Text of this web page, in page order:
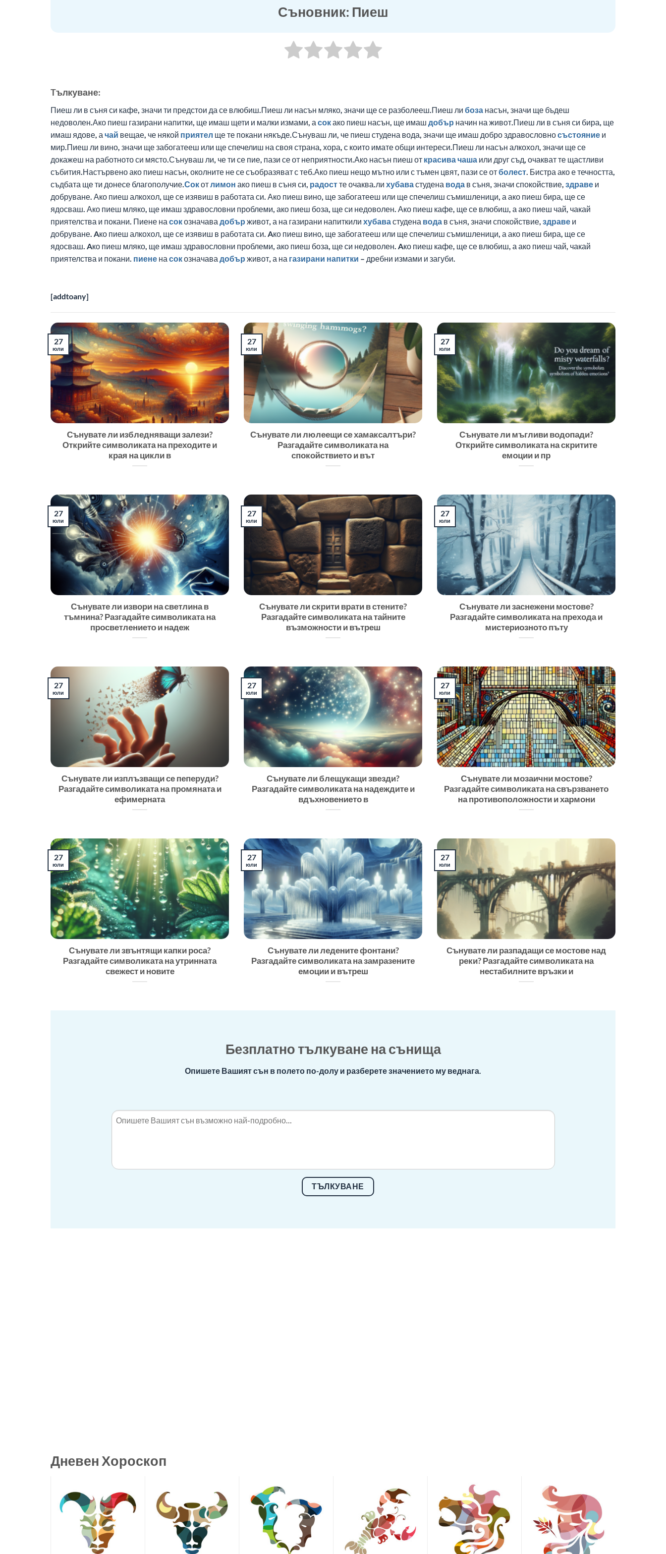
Съновник: Пиеш
Tълкуване:
Пиеш ли в съня си кафе, значи ти предстои да се влюбиш.Пиеш ли насън мляко, значи ще се разболееш.Пиеш ли боза насън, значи ще бъдеш
недоволен.Ако пиеш газирани напитки, ще имаш щети и малки измами, а сокако пиеш насън, ще имаш добър начин на живот.Пиеш ли в съня си бира, ще
имаш ядове, а чай вещае, че някой приятел ще те покани някъде.Сънуваш ли, че пиеш студена вода, значи ще имаш добро здравословносъстояние и
мир.Пиеш ли вино, значи ще забогатееш или ще спечелиш на своя страна, хора, с които имате общи интереси.Пиеш ли насън алкохол, значи ще се
докажеш на работното си място.Сънуваш ли, че ти се пие, пази се от неприятности.Ако насън пиеш от красивачаша или друг съд, очакват те щастливи
събития.Настървено ако пиеш насън, околните не се съобразяват с теб.Ако пиеш нещо мътно или с тъмен цвят, пази се отболест. Бистра ако е течността,
съдбата ще ти донесе благополучие.Сокотлимон ако пиеш в съня си, радостте очаква.ли хубавастудена вода в съня, значи спокойствие, здраве и
добруване. Ако пиеш алкохол, ще се изявиш в работата си. Ако пиеш вино, ще забогатееш или ще спечелиш съмишленици, а ако пиеш бира, ще се
ядосваш. Ако пиеш мляко, ще имаш здравословни проблеми, ако пиеш боза, ще си недоволен. Ако пиеш кафе, ще се влюбиш, а ако пиеш чай, чакай
приятелства и покани. Пиене на сокозначава добър живот, а на газирани напиткили хубавастудена вода в съня, значи спокойствие, здраве и
добруване. Aко пиеш алкохол, ще се изявиш в работата си. Aко пиеш вино, ще забогатееш или ще спечелиш съмишленици, а ако пиеш бира, ще се
ядосваш. Aко пиеш мляко, ще имаш здравословни проблеми, ако пиеш боза, ще си недоволен. Aко пиеш кафе, ще се влюбиш, а ако пиеш чай, чакай
приятелства и покани. пиене на сокозначава добър живот, а на газирани напитки – дребни измами и загуби.
[addtoany]
Сънувате ли избледняващи залези?
Открийте символиката на преходите и
края на цикли в
27
юли
Сънувате ли люлеещи се хамаксалтъри?
Разгадайте символиката на
спокойствието и вът
27
юли
Сънувате ли мъгливи водопади?
Открийте символиката на скритите
емоции и пр
27
юли
Сънувате ли извори на светлина в
тъмнина? Разгадайте символиката на
просветлението и надеж
27
юли
Сънувате ли скрити врати в стените?
Разгадайте символиката на тайните
възможности и вътреш
27
юли
Сънувате ли заснежени мостове?
Разгадайте символиката на прехода и
мистериозното пъту
27
юли
Сънувате ли изплъзващи се пеперуди?
Разгадайте символиката на промяната и
ефимерната
27
юли
Сънувате ли блещукащи звезди?
Разгадайте символиката на надеждите и
вдъхновението в
27
юли
Сънувате ли мозаични мостове?
Разгадайте символиката на свързването
на противоположности и хармони
27
юли
Сънувате ли звънтящи капки роса?
Разгадайте символиката на утринната
свежест и новите
27
юли
Сънувате ли ледените фонтани?
Разгадайте символиката на замразените
емоции и вътреш
27
юли
Сънувате ли разпадащи се мостове над
реки? Разгадайте символиката на
нестабилните връзки и
27
юли
Безплатно тълкуване на сънища
Опишете Вашият сън в полето по-долу и разберете значението му веднага.
ТЪЛКУВАНЕ
Дневен Хороскоп